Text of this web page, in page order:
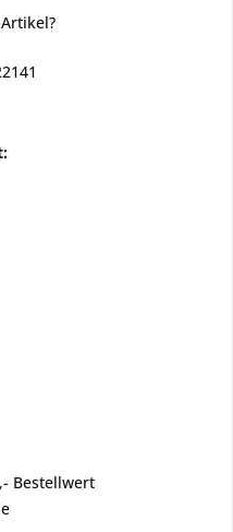
Bestellwert